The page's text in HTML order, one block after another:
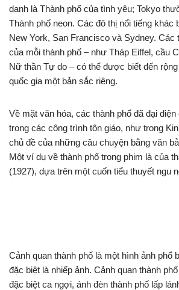
danh là Thành phố của tình yêu; Tokyo
Thành phố neon. Các đô thị nổi tiếng khác
New York, San Francisco và Sydney. Các
của mỗi thành phố – như Tháp Eiffel, cầu
Nữ thần Tự do – có thể được biết đến
quốc gia một bản sắc riêng.
Về mặt văn hóa, các thành phố đã đại
trong các công trình tôn giáo, như trong
chủ đề của những câu chuyện bằng văn
Một ví dụ về thành phố trong phim là của
(1927), dựa trên một cuốn tiểu thuyết ngu
Cảnh quan thành phố là một hình ảnh phổ
đặc biệt là nhiếp ảnh. Cảnh quan thành
đặc biệt ca ngợi, ánh đèn thành phố lấp